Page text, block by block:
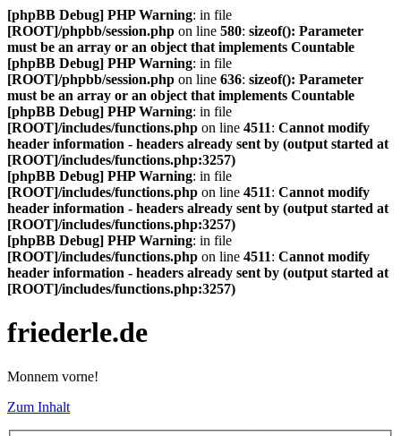
[phpBB Debug] PHP Warning: in file
[ROOT]/phpbb/session.php on line 580: sizeof(): Parameter
must be an array or an object that implements Countable
[phpBB Debug] PHP Warning: in file
[ROOT]/phpbb/session.php on line 636: sizeof(): Parameter
must be an array or an object that implements Countable
[phpBB Debug] PHP Warning: in file
[ROOT]/includes/functions.php on line 4511: Cannot modify
header information - headers already sent by (output started at
[ROOT]/includes/functions.php:3257)
[phpBB Debug] PHP Warning: in file
[ROOT]/includes/functions.php on line 4511: Cannot modify
header information - headers already sent by (output started at
[ROOT]/includes/functions.php:3257)
[phpBB Debug] PHP Warning: in file
[ROOT]/includes/functions.php on line 4511: Cannot modify
header information - headers already sent by (output started at
[ROOT]/includes/functions.php:3257)
friederle.de
Monnem vorne!
Zum Inhalt